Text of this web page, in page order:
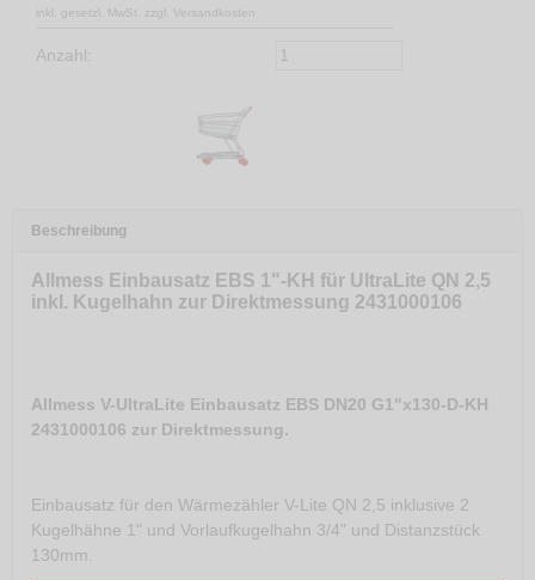
inkl. gesetzl. MwSt. zzgl. Versandkosten
Anzahl:
Beschreibung
Allmess Einbausatz EBS 1"-KH für UltraLite QN 2,5
inkl. Kugelhahn zur Direktmessung 2431000106
Allmess V-UltraLite Einbausatz EBS DN20 G1"x130-D-KH
2431000106 zur Direktmessung.
Einbausatz für den Wärmezähler V-Lite QN 2,5 inklusive 2
Kugelhähne 1" und Vorlaufkugelhahn 3/4" und Distanzstück
130mm.